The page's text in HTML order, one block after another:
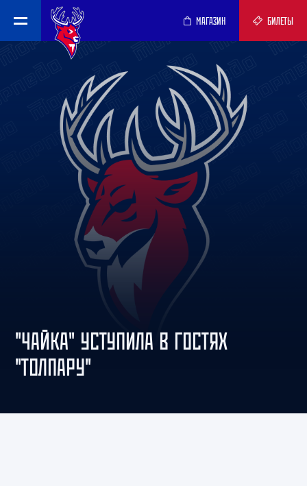
МАГАЗИН БИЛЕТЫ
"ЧАЙКА" УСТУПИЛА В ГОСТЯХ
"ТОЛПАРУ"